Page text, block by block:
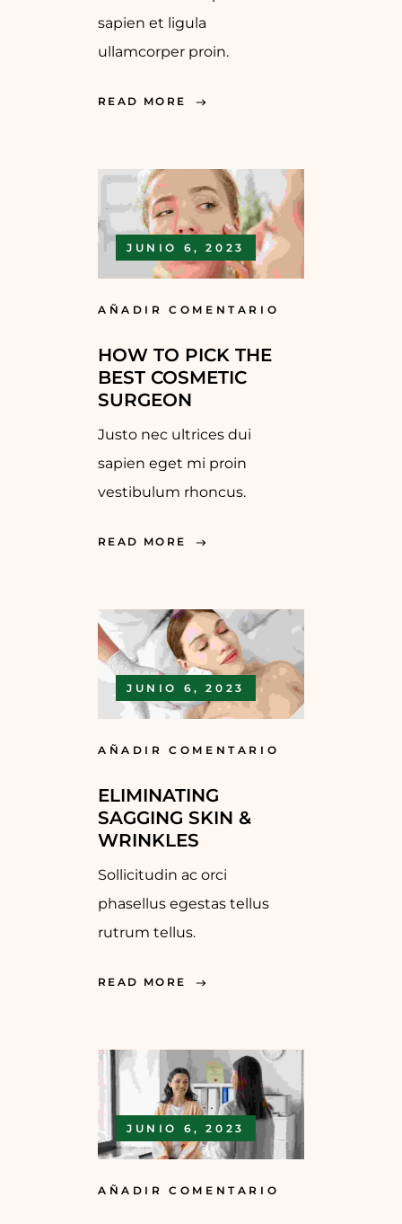
sapien et ligula
ullamcorper proin.
READ MORE
JUNIO 6, 2023
AÑADIR COMENTARIO
HOW TO PICK THE
BEST COSMETIC
SURGEON
Justo nec ultrices dui
sapien eget mi proin
vestibulum rhoncus.
READ MORE
JUNIO 6, 2023
AÑADIR COMENTARIO
ELIMINATING
SAGGING SKIN &
WRINKLES
Sollicitudin ac orci
phasellus egestas tellus
rutrum tellus.
READ MORE
JUNIO 6, 2023
AÑADIR COMENTARIO